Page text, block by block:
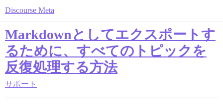
Discourse Meta
Markdownとしてエクスポートす
るために、すべてのトピックを
反復処理する方法
サポート